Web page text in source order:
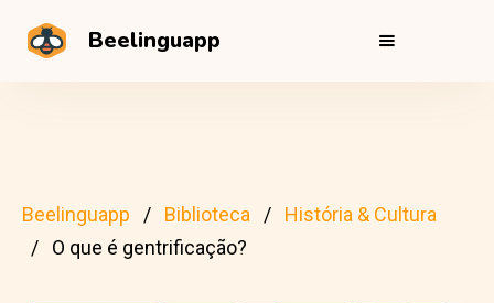
Beelinguapp
Beelinguapp Biblioteca
História & Cultura
O que é gentrificação?